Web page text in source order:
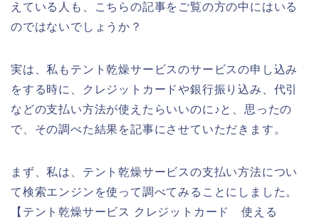
えている人も、こちらの記事をご覧の方の中にはいる
のではないでしょうか？
実は、私もテント乾燥サービスのサービスの申し込み
をする時に、クレジットカードや銀行振り込み、代引
などの支払い方法が使えたらいいのに♪と、思ったの
で、その調べた結果を記事にさせていただきます。
まず、私は、テント乾燥サービスの支払い方法につい
て検索エンジンを使って調べてみることにしました。
【テント乾燥サービス クレジットカード 使える